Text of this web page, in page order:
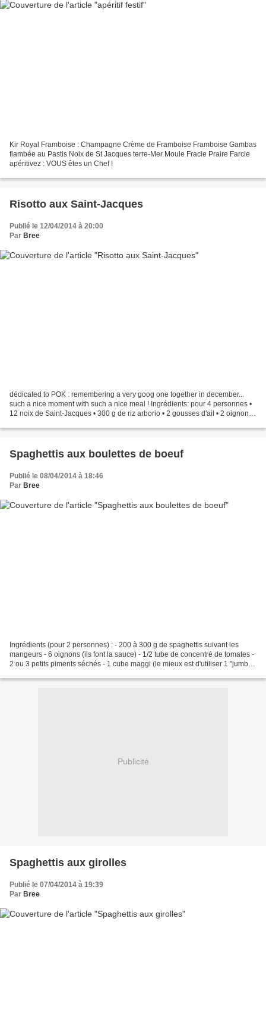
Kir Royal Framboise : Champagne Crème de Framboise Framboise Gambas
flambée au Pastis Noix de St Jacques terre-Mer Moule Fracie Praire Farcie
apéritivez : VOUS êtes un Chef !
Risotto aux Saint-Jacques
Publié le 12/04/2014 à 20:00
Par Bree
dédicated to POK : remembering a very goog one together in december...
such a nice moment with such a nice meal ! Ingrédients: pour 4 personnes •
12 noix de Saint-Jacques • 300 g de riz arborio • 2 gousses d'ail • 2 oignons
Spaghettis aux boulettes de boeuf
Publié le 08/04/2014 à 18:46
Par Bree
Ingrédients (pour 2 personnes) : - 200 à 300 g de spaghettis suivant les
mangeurs - 6 oignons (ils font la sauce) - 1/2 tube de concentré de tomates -
2 ou 3 petits piments séchés - 1 cube maggi (le mieux est d'utiliser 1 "jumbo"
Publicité
Spaghettis aux girolles
Publié le 07/04/2014 à 19:39
Par Bree